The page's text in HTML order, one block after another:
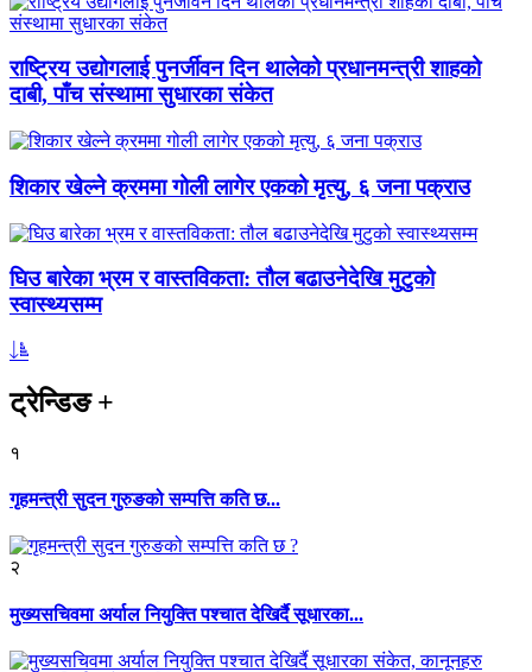
राष्ट्रिय उद्योगलाई पुनर्जीवन दिन थालेको प्रधानमन्त्री शाहको
दाबी, पाँच संस्थामा सुधारका संकेत
शिकार खेल्ने क्रममा गोली लागेर एकको मृत्यु, ६ जना पक्राउ
घिउ बारेका भ्रम र वास्तविकता: तौल बढाउनेदेखि मुटुको
स्वास्थ्यसम्म
ट्रेन्डिङ+
१
गृहमन्त्री सुदन गुरुङको सम्पत्ति कति छ...
२
मुख्यसचिवमा अर्याल नियुक्ति पश्चात देखिर्दै सूधारका...